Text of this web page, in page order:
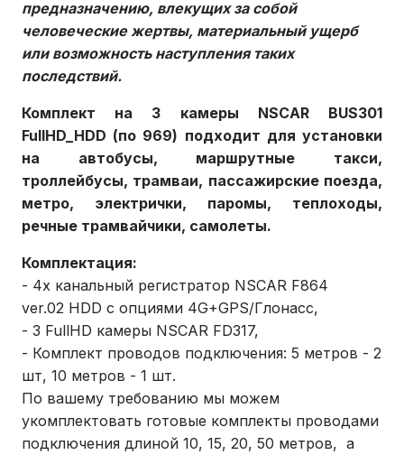
предназначению, влекущих за собой
человеческие жертвы, материальный ущерб
или возможность наступления таких
последствий.
Комплект на 3 камеры NSCAR BUS301
FullHD_HDD (по 969) подходит для установки
на автобусы, маршрутные такси,
троллейбусы, трамваи, пассажирские поезда,
метро, электрички, паромы, теплоходы,
речные трамвайчики, самолеты.
Комплектация:
- 4х канальный регистратор NSCAR F864
ver.02 HDD с опциями 4G+GPS/Глонасс,
- 3 FullHD камеры NSCAR FD317,
- Комплект проводов подключения: 5 метров - 2
шт, 10 метров - 1 шт.
По вашему требованию мы можем
укомплектовать готовые комплекты проводами
подключения длиной 10, 15, 20, 50 метров, а